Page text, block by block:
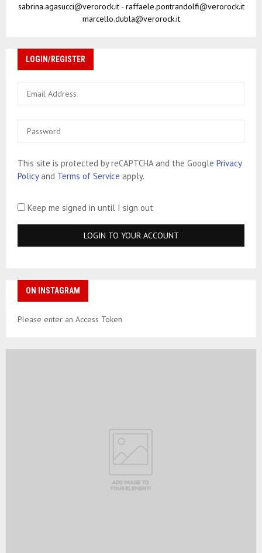
sabrina.agasucci@verorock.it- raffaele.pontrandolfi@verorock.it
marcello.dubla@verorock.it
LOGIN/REGISTER
This site is protected by reCAPTCHA and the Google Privacy
Policyand Terms of Service apply.
Keep me signed in until I sign out
ON INSTAGRAM
Please enter an Access Token